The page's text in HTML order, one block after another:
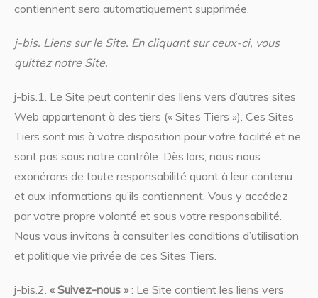
contiennent sera automatiquement supprimée.
j-bis. Liens sur le Site. En cliquant sur ceux-ci, vous
quittez notre Site.
j-bis.1. Le Site peut contenir des liens vers d’autres sites
Web appartenant à des tiers (« Sites Tiers »). Ces Sites
Tiers sont mis à votre disposition pour votre facilité et ne
sont pas sous notre contrôle. Dès lors, nous nous
exonérons de toute responsabilité quant à leur contenu
et aux informations qu’ils contiennent. Vous y accédez
par votre propre volonté et sous votre responsabilité.
Nous vous invitons à consulter les conditions d’utilisation
et politique vie privée de ces Sites Tiers.
j-bis.2. « Suivez-nous »: Le Site contient les liens vers